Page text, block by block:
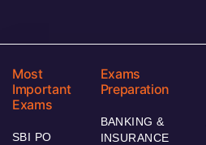
Most
Important
Exams
SBI PO
Exams
Preparation
BANKING &
INSURANCE